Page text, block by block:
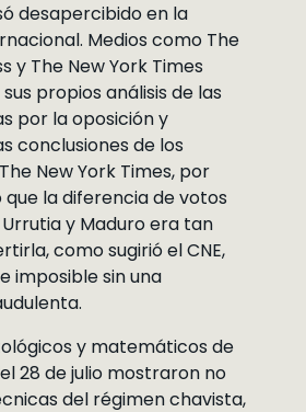
desapercibido en la
Medios como The
y The New York Times
propios análisis de las
por la oposición y
conclusiones de los
New York Times, por
la diferencia de votos
y Maduro era tan
como sugirió el CNE,
imposible sin una
y matemáticos de
28 de julio mostraron no
del régimen chavista,